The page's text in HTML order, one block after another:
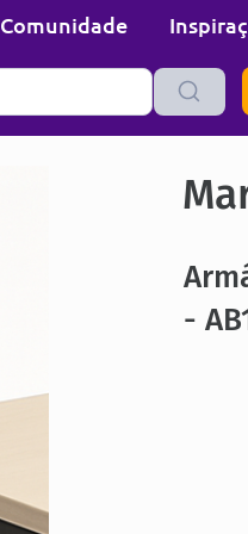
Comunidade
-